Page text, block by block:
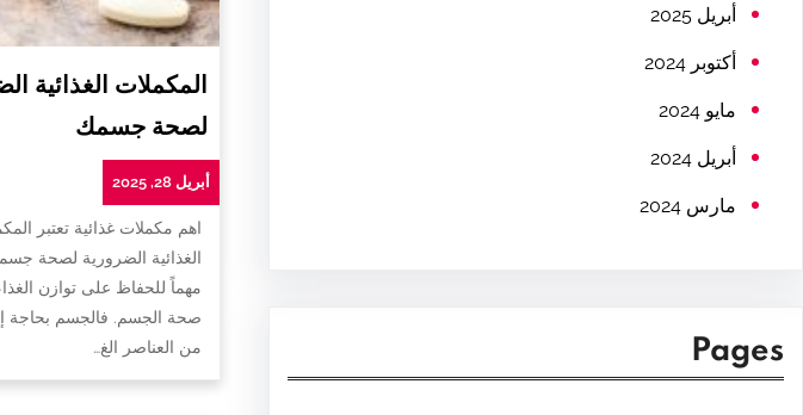
أبريل 2025
أكتوبر 2024
مايو 2024
أبريل 2024
مارس 2024
Pages
المكملات الغذائية
لصحة جسمك
أبريل 28, 2025
اهم مكملات غذائية تعتبر
الغذائية الضرورية لصحة
مهماً للحفاظ على توازن
صحة الجسم. فالجسم بحاجة
من العناصر الغ…